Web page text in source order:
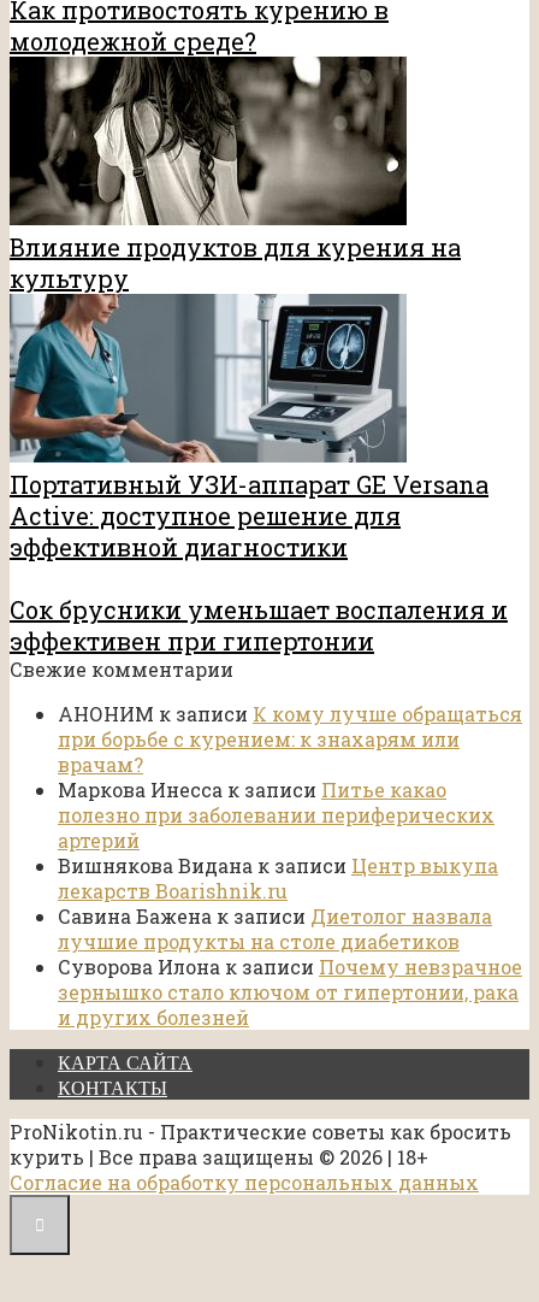
Как противостоять курению в
молодежной среде?
Влияние продуктов для курения на
культуру
Портативный УЗИ-аппарат GE Versana
Active: доступное решение для
эффективной диагностики
Сок брусники уменьшает воспаления и
эффективен при гипертонии
Свежие комментарии
АНОНИМ к записи К кому лучше обращаться
при борьбе с курением: к знахарям или
врачам?
Маркова Инесса к записи Питье какао
полезно при заболевании периферических
артерий
Вишнякова Видана к записи Центр выкупа
лекарств Boarishnik.ru
Савина Бажена к записи Диетолог назвала
лучшие продукты на столе диабетиков
Суворова Илона к записи Почему невзрачное
зернышко стало ключом от гипертонии, рака
и других болезней
КАРТА САЙТА
КОНТАКТЫ
ProNikotin.ru - Практические советы как бросить
курить | Все права защищены © 2026 | 18+
Согласие на обработку персональных данных